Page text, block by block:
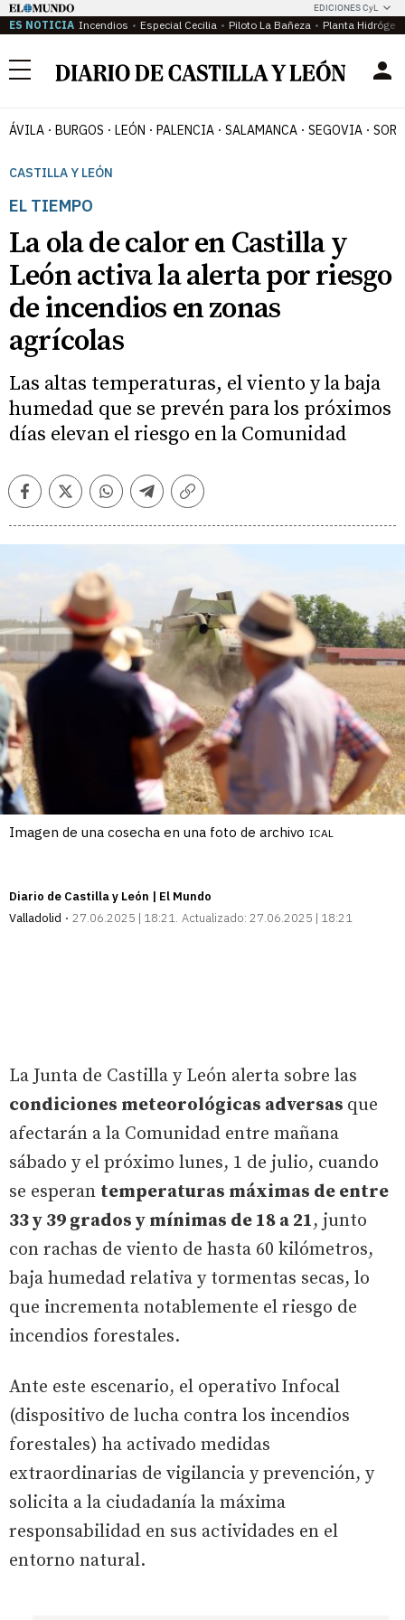
EDICIONES CyL
ES NOTICIA Incendios Especial Cecilia Piloto La Bañeza Planta
Menú
ÁVILA BURGOS LEÓN PALENCIA SALAMANCA SEGOVIA
CASTILLA Y LEÓN
EL TIEMPO
La ola de calor en Castilla y
León activa la alerta por riesgo
de incendios en zonas
agrícolas
Las altas temperaturas, el viento y la baja
humedad que se prevén para los próximos
días elevan el riesgo en la Comunidad
FacebookTwitterWhatsappTelegramCopiar
Imagen de una cosecha en una foto de archivo ICAL
Diario de Castilla y León | El Mundo
Valladolid
27.06.2025 | 18:21 Actualizado: 27.06.2025 | 18:21
La Junta de Castilla y León alerta sobre las
condiciones meteorológicas adversas que
afectarán a la Comunidad entre mañana
sábado y el próximo lunes, 1 de julio, cuando
se esperan temperaturas máximas de entre
33 y 39 grados y mínimas de 18 a 21, junto
con rachas de viento de hasta 60 kilómetros,
baja humedad relativa y tormentas secas, lo
que incrementa notablemente el riesgo de
incendios forestales.
Ante este escenario, el operativo Infocal
(dispositivo de lucha contra los incendios
forestales) ha activado medidas
extraordinarias de vigilancia y prevención, y
solicita a la ciudadanía la máxima
responsabilidad en sus actividades en el
entorno natural.